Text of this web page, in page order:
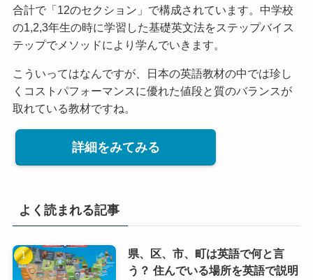
合計で「12のセクション」で構成されています。中学校
の1,2,3年生の時に学習した基礎英文法をステップバイス
テップでメソッドにより学んでいきます。
こういってはなんですが、日本の英語教材の中では珍し
くコストパフォーマンスに優れた値段と質のバランスが
取れている教材ですね。
詳細をみてみる
よく読まれる記事
県、区、市、町は英語で何と言
う？ 住んでいる場所を英語で説明